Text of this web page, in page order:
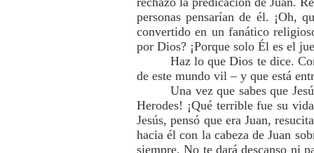
personas pensarían de él. ¡Oh,
convertido en un fanático
por Dios? ¡Porque solo Él es el
Haz lo que Dios te dice.
de este mundo vil – y que está
Una vez que sabes que
Herodes! ¡Qué terrible fue su
Jesús, pensó que era Juan,
hacia él con la cabeza de Juan
siempre. No te dará descanso ni